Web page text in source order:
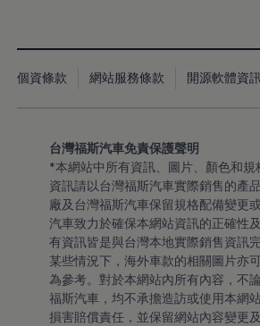
個資條款 網站服務條款 開源軟體資
台灣福斯汽車免責保護聲明
*本網站中所有資訊、圖片、顏色和
資訊請以台灣福斯汽車實際銷售的產
廠及台灣福斯汽車保留規格配備變更
汽車致力於確保本網站資訊的正確性
有資訊皆是與台灣本地實際銷售資訊
某些情況下，海外車款的相關圖片亦
為參考。對於本網站內所有內容，不
福斯汽車，均不承擔造訪或使用本網
損害賠償責任，並保留網站內容變更